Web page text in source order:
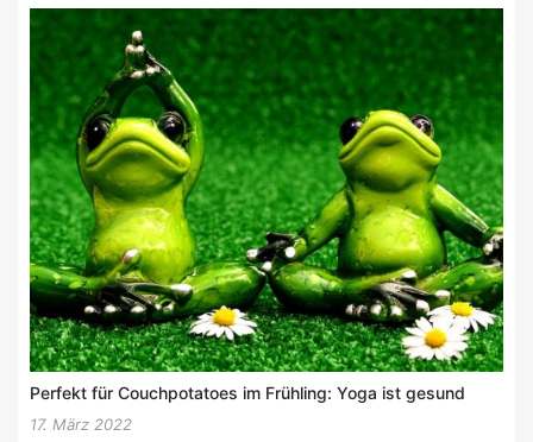
Perfekt für Couchpotatoes im Frühling: Yoga ist gesund
17. März 2022